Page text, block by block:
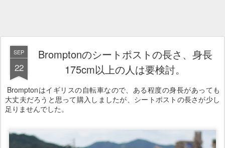
SEP
22
Bromptonのシートポストの長さ、身長
175cm以上の人は要検討。
Bromptonはイギリスの自転車なので、ある程度の身長があっても
大丈夫だろうと思って購入しましたが、シートポストの長さが少し
足りませんでした。